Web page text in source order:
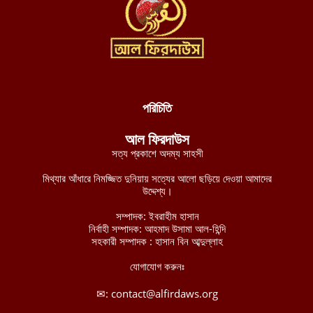
দক্ষিণ লেবাননে আইইডি বিস্ফোরণে দুই দখলদার ইসরায়েলি সেনা নিহত,
ডান হাতে ভাত খেতে খেতে বাম হাতে নিচ্ছে ঘুষ! ঠাকুরগাঁও জেলা রেজিস্ট্রার
লালমনিরহাটে তিস্তা নদীর পানি বিপৎসীমার ওপরে, ভয়াবহ বন্যার শঙ্কা
আগস্ট ৫, ২০২৬
চীন-পাকিস্তানের নিরাপত্তা বিষয়ক ভিত্তিহীন অভিযোগ প্রত্যাখ্যান করেছে
ইমারাতে ইসলামিয়া
আশ-শাবাবের নিয়ন্ত্রণে কেন্দ্রীয় হিরান রাজ্যের ৩ শহর: নিহত মোগাদিশু
পরিচিতি
আল ফিরদাউস
সত্য প্রকাশে অদম্য সাহসী
মিথ্যার আঁধারে নিমজ্জিত দুনিয়ায় সত্যের আলো ছড়িয়ে দেওয়া আমাদের
উদ্দেশ্য।
সম্পাদক: ইবরাহীম হাসান
নির্বাহী সম্পাদক: আহমাদ উসামা আল-হিন্দি
সহকারী সম্পাদক : হাসান বিন আব্দুল্লাহ
যোগাযোগ করুনঃ
✉: contact@alfirdaws.org